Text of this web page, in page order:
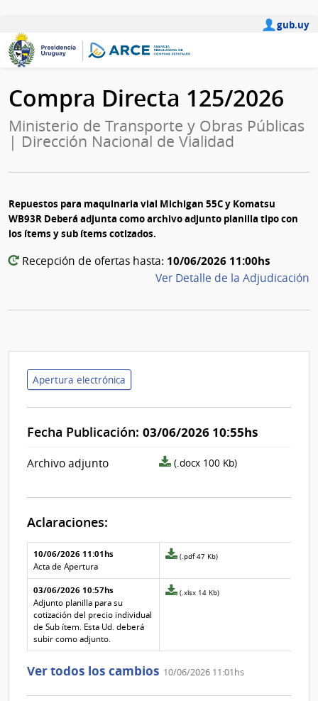
gub.uy
Compra Directa 125/2026
Ministerio de Transporte y Obras Públicas
| Dirección Nacional de Vialidad
Repuestos para maquinaria vial Michigan 55C y Komatsu
WB93R Deberá adjunta como archivo adjunto planilla tipo con
los ítems y sub ítems cotizados.
Recepción de ofertas hasta: 10/06/2026 11:00hs
Ver Detalle de la Adjudicación
Apertura electrónica
Fecha Publicación: 03/06/2026 10:55hs
Archivo adjunto
archivo
(.docx 100 Kb)
Aclaraciones:
Aclaraciones del llamado
Fecha y
texto de
la
aclaración
Archivo
de la
aclaración
10/06/2026 11:01hs
Acta de Apertura
Archivo
de
la
(.pdf 47 Kb)
03/06/2026 10:57hs
Adjunto planilla para su
cotización del precio individual
de Sub ítem. Esta Ud. deberá
subir como adjunto.
Archivo
Nº
(.xlsx 14 Kb)
Ver todos los cambios 10/06/2026 11:01hs